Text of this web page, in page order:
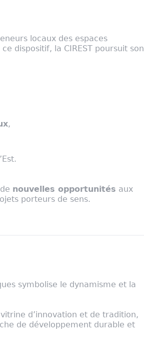
locaux des espaces
ce dispositif, la CIREST poursuit son
,
nouvelles opportunités aux
porteurs de sens.
symbolise le dynamisme et la
d’innovation et de tradition,
de développement durable et